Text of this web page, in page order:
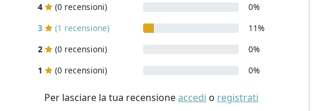
4
(0 recensioni)
0%
3
(1 recensione)
11%
2
(0 recensioni)
0%
1
(0 recensioni) 0%
Per lasciare la tua recensioneaccedi o registrati